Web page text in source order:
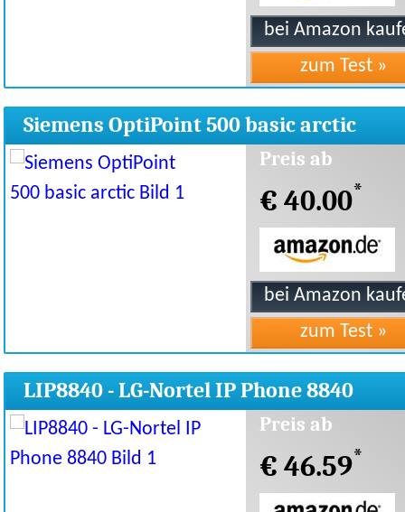
Siemens OptiPoint 500 basic arctic
Preis ab
€ 40.00*
LIP8840 - LG-Nortel IP Phone 8840
Preis ab
€ 46.59*